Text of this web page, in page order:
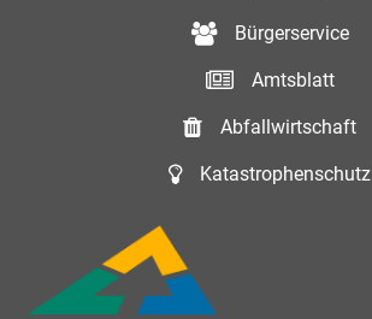
Bürgerservice
Amtsblatt
Abfallwirtschaft
Katastrophenschutz